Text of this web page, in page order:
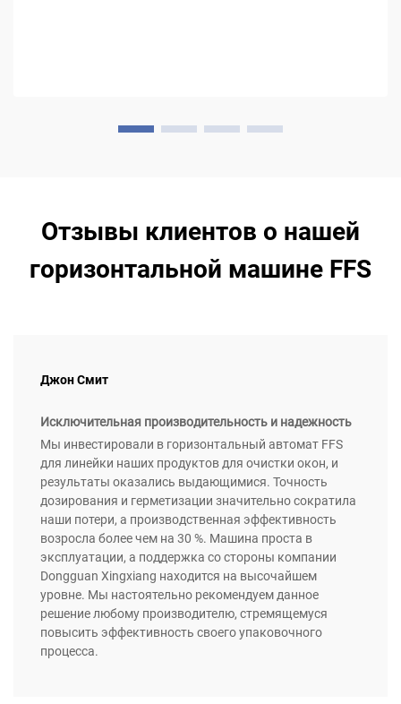
Отзывы клиентов о нашей
горизонтальной машине FFS
Джон Смит
Исключительная производительность и надежность
Мы инвестировали в горизонтальный автомат FFS
для линейки наших продуктов для очистки окон, и
результаты оказались выдающимися. Точность
дозирования и герметизации значительно сократила
наши потери, а производственная эффективность
возросла более чем на 30 %. Машина проста в
эксплуатации, а поддержка со стороны компании
Dongguan Xingxiang находится на высочайшем
уровне. Мы настоятельно рекомендуем данное
решение любому производителю, стремящемуся
повысить эффективность своего упаковочного
процесса.